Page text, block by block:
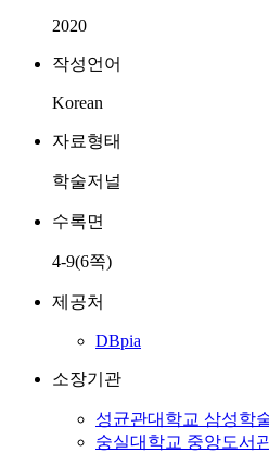
2020
작성언어
Korean
자료형태
학술저널
수록면
4-9(6쪽)
제공처
DBpia
소장기관
성균관대학교 삼성학
숭실대학교 중앙도서